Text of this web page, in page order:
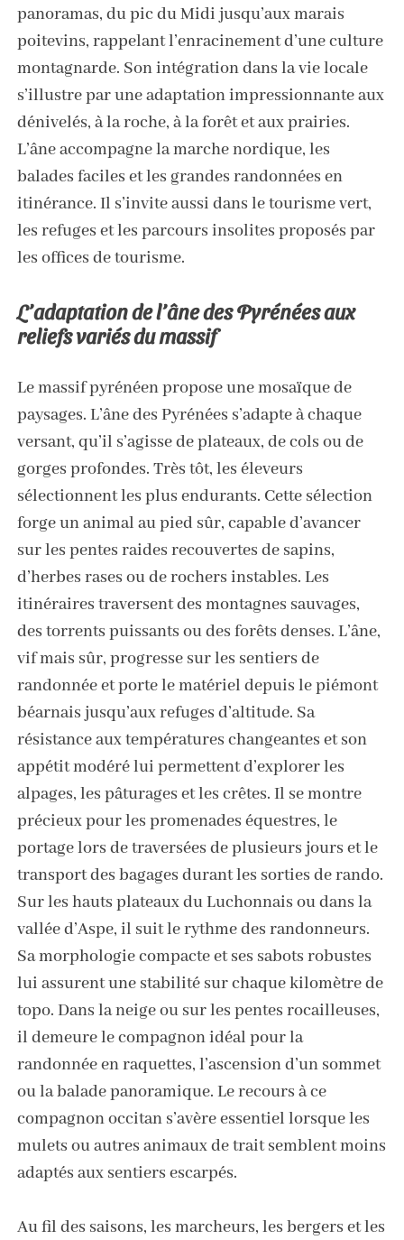
panoramas, du pic du Midi jusqu’aux marais
poitevins, rappelant l’enracinement d’une culture
montagnarde. Son intégration dans la vie locale
s’illustre par une adaptation impressionnante aux
dénivelés, à la roche, à la forêt et aux prairies.
L’âne accompagne la marche nordique, les
balades faciles et les grandes randonnées en
itinérance. Il s’invite aussi dans le tourisme vert,
les refuges et les parcours insolites proposés par
les offices de tourisme.
L’adaptation de l’âne des Pyrénées aux
reliefs variés du massif
Le massif pyrénéen propose une mosaïque de
paysages. L’âne des Pyrénées s’adapte à chaque
versant, qu’il s’agisse de plateaux, de cols ou de
gorges profondes. Très tôt, les éleveurs
sélectionnent les plus endurants. Cette sélection
forge un animal au pied sûr, capable d’avancer
sur les pentes raides recouvertes de sapins,
d’herbes rases ou de rochers instables. Les
itinéraires traversent des montagnes sauvages,
des torrents puissants ou des forêts denses. L’âne,
vif mais sûr, progresse sur les sentiers de
randonnée et porte le matériel depuis le piémont
béarnais jusqu’aux refuges d’altitude. Sa
résistance aux températures changeantes et son
appétit modéré lui permettent d’explorer les
alpages, les pâturages et les crêtes. Il se montre
précieux pour les promenades équestres, le
portage lors de traversées de plusieurs jours et le
transport des bagages durant les sorties de rando.
Sur les hauts plateaux du Luchonnais ou dans la
vallée d’Aspe, il suit le rythme des randonneurs.
Sa morphologie compacte et ses sabots robustes
lui assurent une stabilité sur chaque kilomètre de
topo. Dans la neige ou sur les pentes rocailleuses,
il demeure le compagnon idéal pour la
randonnée en raquettes, l’ascension d’un sommet
ou la balade panoramique. Le recours à ce
compagnon occitan s’avère essentiel lorsque les
mulets ou autres animaux de trait semblent moins
adaptés aux sentiers escarpés.
Au fil des saisons, les marcheurs, les bergers et les